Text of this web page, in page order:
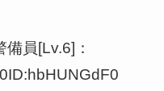
員[Lv.6]：